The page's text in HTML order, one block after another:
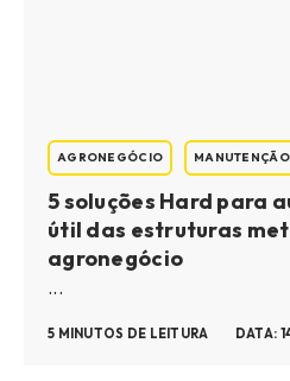
AGRONEGÓCIO
5 soluções Hard para
útil das estruturas
agronegócio
...
5 MINUTOS DE LEITURA DATA: